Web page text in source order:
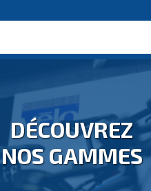
DÉCOUVREZ
NOS GAMMES